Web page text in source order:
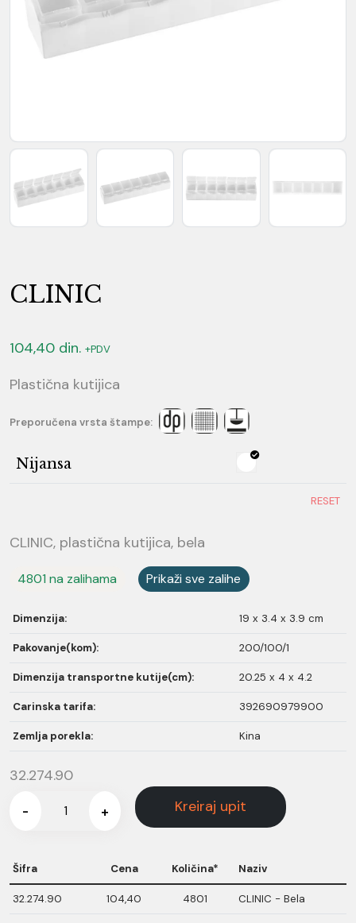
CLINIC
104,40 din. +PDV
Plastična kutijica
Preporučena vrsta štampe:
Nijansa
RESET
CLINIC, plastična kutijica, bela
4801 na zalihama Prikaži sve zalihe
Dimenzija: 19 x 3.4 x 3.9 cm
Pakovanje(kom): 200/100/1
Dimenzija transportne kutije(cm): 20.25 x 4 x 4.2
Carinska tarifa: 392690979900
Zemlja porekla: Kina
32.274.90
- + Kreiraj upit
Šifra Cena Količina* Naziv
32.274.90 104,40 4801 CLINIC - Bela